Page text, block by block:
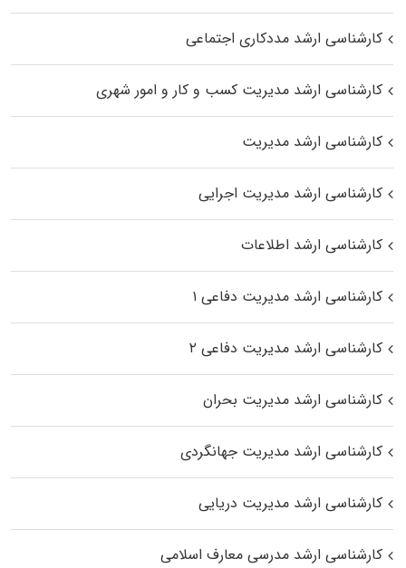
کارشناسی ارشد مددکاری اجتماعی
کارشناسی ارشد مدیریت کسب و کار و امور شهری
کارشناسی ارشد مدیریت
کارشناسی ارشد مدیریت اجرایی
کارشناسی ارشد اطلاعات
کارشناسی ارشد مدیریت دفاعی ۱
کارشناسی ارشد مدیریت دفاعی ۲
کارشناسی ارشد مدیریت بحران
کارشناسی ارشد مدیریت جهانگردی
کارشناسی ارشد مدیریت دریایی
کارشناسی ارشد مدرسی معارف اسلامی